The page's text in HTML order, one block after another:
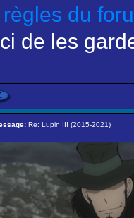
règles du
de les
Re: Lupin III (2015-2021)